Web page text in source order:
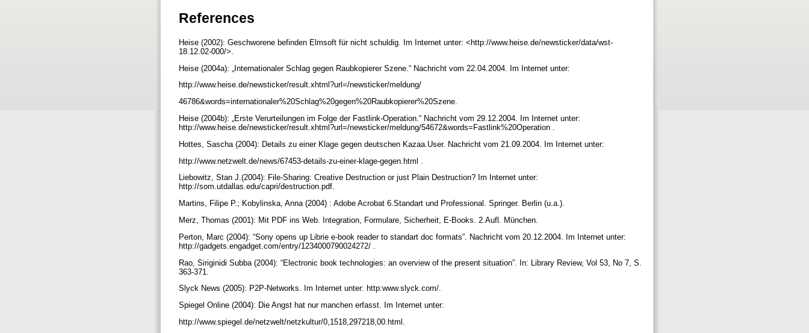
References
Heise (2002): Geschworene befinden Elmsoft für nicht schuldig. Im Internet unter: <http://www.heise.de/newsticker/data/wst-
18.12.02-000/>.
Heise (2004a): „Internationaler Schlag gegen Raubkopierer Szene.“ Nachricht vom 22.04.2004. Im Internet unter:
http://www.heise.de/newsticker/result.xhtml?url=/newsticker/meldung/
46786&words=internationaler%20Schlag%20gegen%20Raubkopierer%20Szene.
Heise (2004b): „Erste Verurteilungen im Folge der Fastlink-Operation.“ Nachricht vom 29.12.2004. Im Internet unter:
http://www.heise.de/newsticker/result.xhtml?url=/newsticker/meldung/54672&words=Fastlink%20Operation .
Hottes, Sascha (2004): Details zu einer Klage gegen deutschen Kazaa.User. Nachricht vom 21.09.2004. Im Internet unter:
http://www.netzwelt.de/news/67453-details-zu-einer-klage-gegen.html .
Liebowitz, Stan J.(2004): File-Sharing: Creative Destruction or just Plain Destruction? Im Internet unter:
http://som.utdallas.edu/capri/destruction.pdf.
Martins, Filipe P.; Kobylinska, Anna (2004) : Adobe Acrobat 6.Standart und Professional. Springer. Berlin (u.a.).
Merz, Thomas (2001): Mit PDF ins Web. Integration, Formulare, Sicherheit, E-Books. 2.Aufl. München.
Perton, Marc (2004): “Sony opens up Librie e-book reader to standart doc formats”. Nachricht vom 20.12.2004. Im Internet unter:
http://gadgets.engadget.com/entry/1234000790024272/ .
Rao, Siriginidi Subba (2004): “Electronic book technologies: an overview of the present situation”. In: Library Review, Vol 53, No 7, S.
363-371.
Slyck News (2005): P2P-Networks. Im Internet unter: http:www.slyck.com/.
Spiegel Online (2004): Die Angst hat nur manchen erfasst. Im Internet unter:
http://www.spiegel.de/netzwelt/netzkultur/0,1518,297218,00.html.